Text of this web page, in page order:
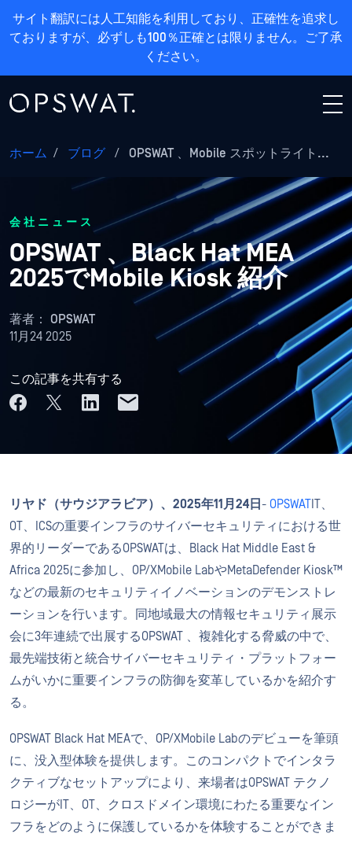
サイト翻訳には人工知能を利用しており、正確性を追求し
ておりますが、必ずしも100％正確とは限りません。ご了承
ください。
ホーム / ブログ / OPSWAT 、Mobile スポットライト...
会社ニュース
OPSWAT 、Black Hat MEA
2025でMobile Kiosk 紹介
著者： OPSWAT
11月24 2025
この記事を共有する
リヤド（サウジアラビア）、2025年11月24日 - OPSWAT IT、
OT、ICSの重要インフラのサイバーセキュリティにおける世
界的リーダーであるOPSWATは、Black Hat Middle East &
Africa 2025に参加し、OP/XMobile LabやMetaDefender Kiosk™
などの最新のセキュリティイノベーションのデモンストレ
ーションを行います。同地域最大の情報セキュリティ展示
会に3年連続で出展するOPSWAT 、複雑化する脅威の中で、
最先端技術と統合サイバーセキュリティ・プラットフォー
ムがいかに重要インフラの防御を変革しているかを紹介す
る。
OPSWAT Black Hat MEAで、OP/XMobile Labのデビューを筆頭
に、没入型体験を提供します。このコンパクトでインタラ
クティブなセットアップにより、来場者はOPSWAT テクノ
ロジーがIT、OT、クロスドメイン環境にわたる重要なイン
フラをどのように保護しているかを体験することができま